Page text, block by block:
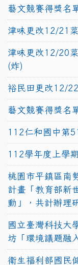
藝文競賽得獎名
津味更改12/21
津味更改12/20
(炸)
裕民田更改12/
藝文競賽得獎名
112仁和國中第
112學年度上學
桃園市平鎮區南
計畫「教育部新
動」，共計辦理
國立臺灣科技大
坊「環境議題融
衛生福利部國民